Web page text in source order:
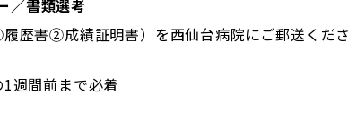
／書類選考
歴書②成績証明書）を西仙台病院にご郵送くださ
週間前まで必着